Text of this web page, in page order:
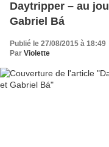
Daytripper – au
Gabriel Bá
Publié le 27/08/2015 à 18:49
Par Violette